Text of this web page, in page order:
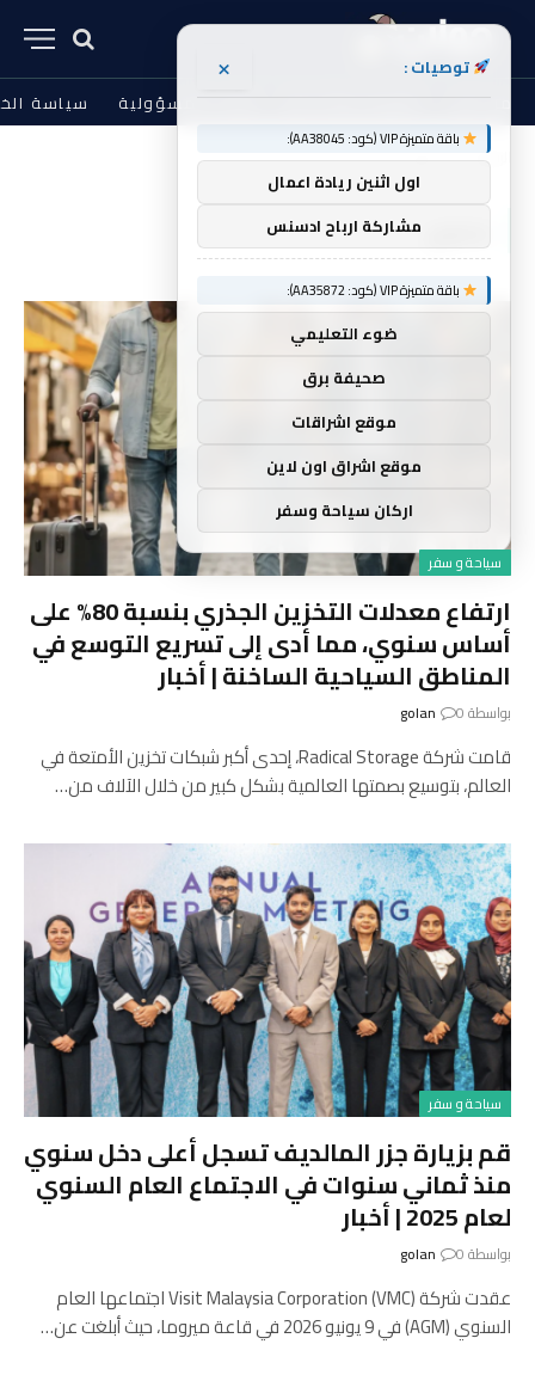
من نحن الشروط والأحكام إخلاء المسؤولية سياسة
الرئيسية » سنوي
سياحة و سفر
ارتفاع معدلات التخزين الجذري بنسبة 80% على
أساس سنوي، مما أدى إلى تسريع التوسع في
المناطق السياحية الساخنة | أخبار
بواسطة golan 0
قامت شركة Radical Storage، إحدى أكبر شبكات تخزين الأمتعة في
العالم، بتوسيع بصمتها العالمية بشكل كبير من خلال الآلاف من…
سياحة و سفر
قم بزيارة جزر المالديف تسجل أعلى دخل سنوي
منذ ثماني سنوات في الاجتماع العام السنوي
لعام 2025 | أخبار
بواسطة golan 0
عقدت شركة Visit Malaysia Corporation (VMC) اجتماعها العام
السنوي (AGM) في 9 يونيو 2026 في قاعة ميروما، حيث أبلغت عن…
توصيات : ×
باقة متميزة VIP (كود: AA38045):
اول اثنين ريادة اعمال
مشاركة ارباح ادسنس
باقة متميزة VIP (كود: AA35872):
ضوء التعليمي
صحيفة برق
موقع اشراقات
موقع اشراق اون لاين
اركان سياحة وسفر